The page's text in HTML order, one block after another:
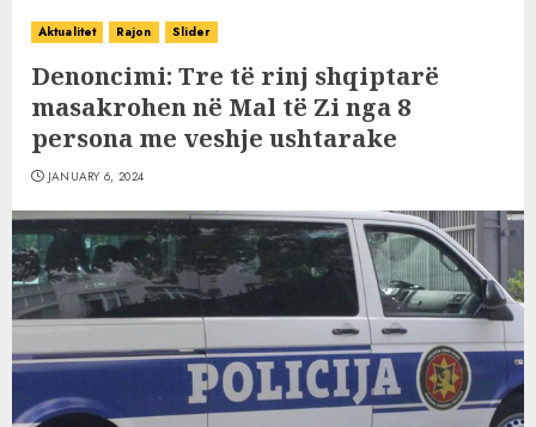
Aktualitet Rajon Slider
Denoncimi: Tre të rinj shqiptarë
masakrohen në Mal të Zi nga 8
persona me veshje ushtarake
JANUARY 6, 2024